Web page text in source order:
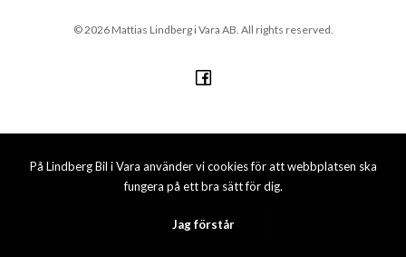
På Lindberg Bil i Vara använder vi cookies för att webbplatsen ska
fungera på ett bra sätt för dig.
Jag förstår
© 2026 Mattias Lindberg i Vara AB. All rights reserved.